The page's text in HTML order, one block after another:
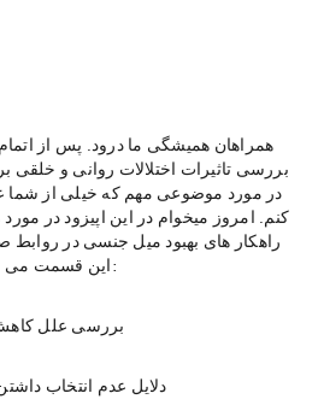
همراهان همیشگی ما درود. پس از
بررسی تاثیرات اختلالات روانی و
در مورد موضوعی مهم که خیلی از شما
کنم. امروز میخوام در این اپیزود در
راهکار های بهبود میل جنسی در روابط
این قسمت می شود به موارد زیر اشاره کرد:
·        بررسی
·        دلایل عدم